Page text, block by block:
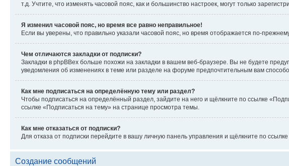
т.д. Учтите, что изменять часовой пояс, как и большинство настроек, могут только
Я изменил часовой пояс, но время все равно неправильное!
Если вы уверены, что правильно указали часовой пояс, но время отображается по-
Чем отличаются закладки от подписки?
Закладки в phpBBex больше похожи на закладки в вашем веб-браузере. Вы не будете
уведомления об изменениях в теме или разделе на форуме предпочтительным вам
Как мне подписаться на определённую тему или раздел?
Чтобы подписаться на определённый раздел, зайдите на него и щёлкните по ссылке
ссылке «Подписаться на тему» на странице просмотра темы.
Как мне отказаться от подписки?
Для отказа от подписки перейдите в вашу личную панель управления и щёлкните по
Создание сообщений